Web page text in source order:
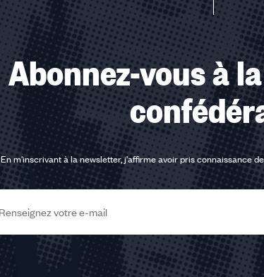
Abonnez-vous à
En m'inscrivant à la newsletter, j'affirme avoir pris connaissance